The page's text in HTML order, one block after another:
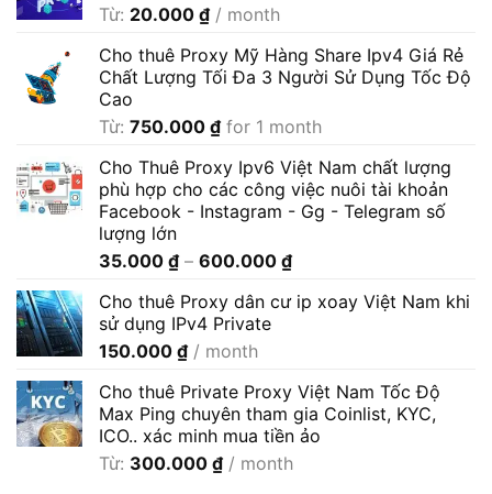
Từ: 20.000 ₫ / month
Cho thuê Proxy Mỹ Hàng Share Ipv4 Giá Rẻ
Chất Lượng Tối Đa 3 Người Sử Dụng Tốc Độ
Cao
Từ: 750.000 ₫ for 1 month
Cho Thuê Proxy Ipv6 Việt Nam chất lượng
phù hợp cho các công việc nuôi tài khoản
Facebook - Instagram - Gg - Telegram số
lượng lớn
35.000 ₫ – 600.000 ₫Khoảng
từ
Cho thuê Proxy dân cư ip xoay Việt Nam khi
sử dụng IPv4 Private
150.000 ₫ / month
Cho thuê Private Proxy Việt Nam Tốc Độ
Max Ping chuyên tham gia Coinlist, KYC,
ICO.. xác minh mua tiền ảo
Từ: 300.000 ₫ / month